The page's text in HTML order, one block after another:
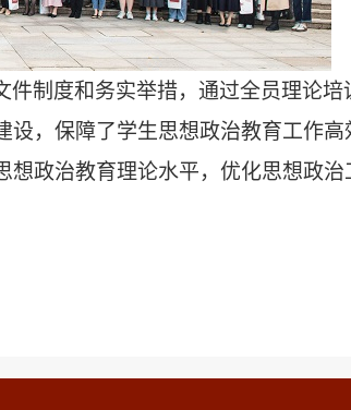
制度和务实举措，通过全员理论培
，保障了学生思想政治教育工作
政治教育理论水平，优化思想政